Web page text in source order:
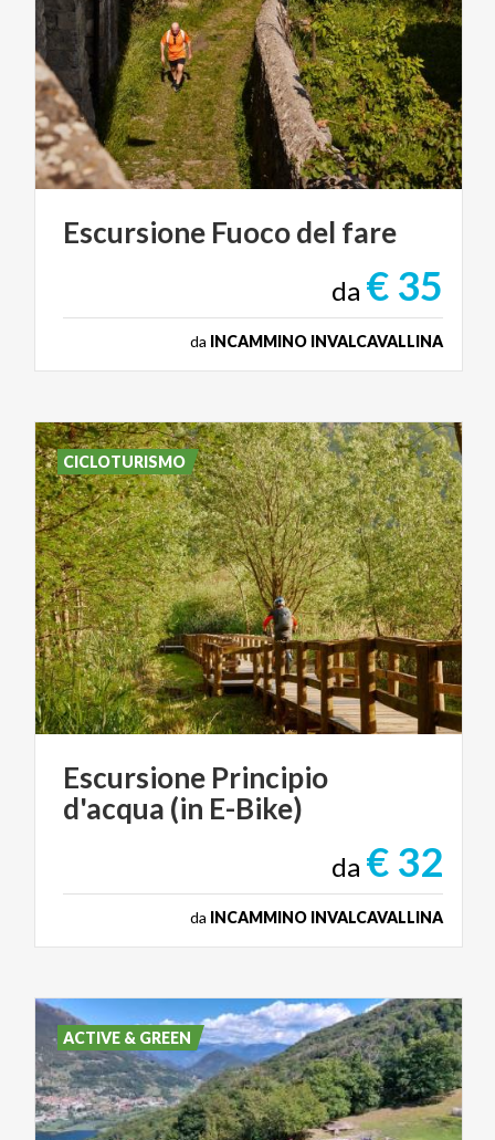
Escursione Fuocodel fare
da € 35
da INCAMMINO INVALCAVALLINA
Escursione Principio
d'acqua (in E-Bike)
da € 32
da INCAMMINO INVALCAVALLINA
CICLOTURISMO
ACTIVE & GREEN